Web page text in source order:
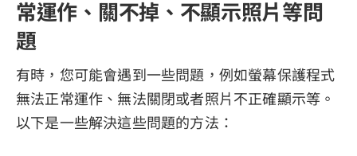
常運作、關不掉、不顯示照片等問
題
有時，您可能會遇到一些問題，例如螢幕保護程式
無法正常運作、無法關閉或者照片不正確顯示等。
以下是一些解決這些問題的方法：